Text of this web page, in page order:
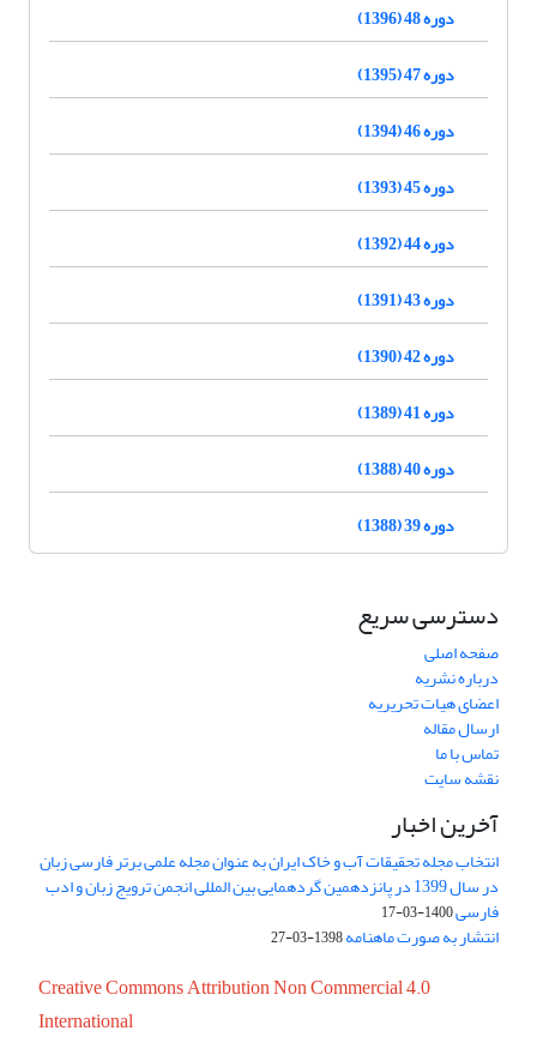
دوره 48 (1396)
دوره 47 (1395)
دوره 46 (1394)
دوره 45 (1393)
دوره 44 (1392)
دوره 43 (1391)
دوره 42 (1390)
دوره 41 (1389)
دوره 40 (1388)
دوره 39 (1388)
دسترسی سریع
صفحه اصلی
درباره نشریه
اعضای هیات تحریریه
ارسال مقاله
تماس با ما
نقشه سایت
آخرین اخبار
انتخاب مجله تحقیقات آب و خاک ایران به عنوان مجله علمی برتر فارسی زبان
در سال 1399 در پانزدهمین گردهمایی بین المللی انجمن ترویج زبان و ادب
فارسی1400-03-17
انتشار به صورت ماهنامه1398-03-27
Creative Commons Attribution Non Commercial 4.0
International